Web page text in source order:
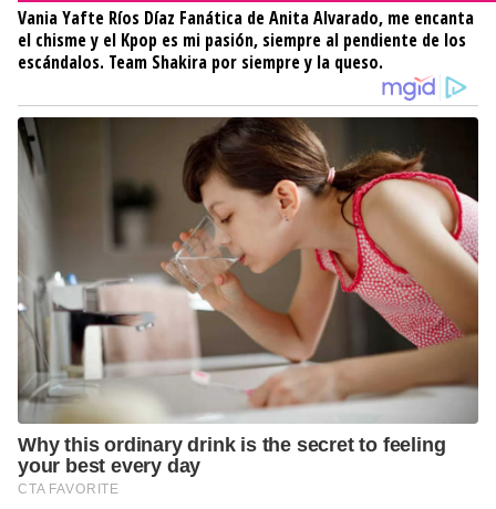
Vania Yafte Ríos Díaz Fanática de Anita Alvarado, me encanta
el chisme y el Kpop es mi pasión, siempre al pendiente de los
escándalos. Team Shakira por siempre y la queso.